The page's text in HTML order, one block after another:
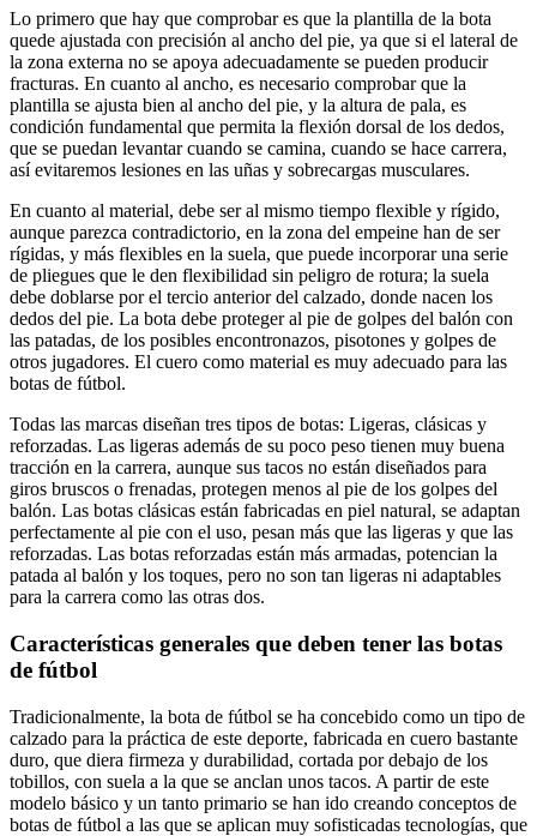
Lo primero que hay que comprobar es que la plantilla de la bota
quede ajustada con precisión al ancho del pie, ya que si el lateral de
la zona externa no se apoya adecuadamente se pueden producir
fracturas. En cuanto al ancho, es necesario comprobar que la
plantilla se ajusta bien al ancho del pie, y la altura de pala, es
condición fundamental que permita la flexión dorsal de los dedos,
que se puedan levantar cuando se camina, cuando se hace carrera,
así evitaremos lesiones en las uñas y sobrecargas musculares.
En cuanto al material, debe ser al mismo tiempo flexible y rígido,
aunque parezca contradictorio, en la zona del empeine han de ser
rígidas, y más flexibles en la suela, que puede incorporar una serie
de pliegues que le den flexibilidad sin peligro de rotura; la suela
debe doblarse por el tercio anterior del calzado, donde nacen los
dedos del pie. La bota debe proteger al pie de golpes del balón con
las patadas, de los posibles encontronazos, pisotones y golpes de
otros jugadores. El cuero como material es muy adecuado para las
botas de fútbol.
Todas las marcas diseñan tres tipos de botas: Ligeras, clásicas y
reforzadas. Las ligeras además de su poco peso tienen muy buena
tracción en la carrera, aunque sus tacos no están diseñados para
giros bruscos o frenadas, protegen menos al pie de los golpes del
balón. Las botas clásicas están fabricadas en piel natural, se adaptan
perfectamente al pie con el uso, pesan más que las ligeras y que las
reforzadas. Las botas reforzadas están más armadas, potencian la
patada al balón y los toques, pero no son tan ligeras ni adaptables
para la carrera como las otras dos.
Características generales que deben tener las botas
de fútbol
Tradicionalmente, la bota de fútbol se ha concebido como un tipo de
calzado para la práctica de este deporte, fabricada en cuero bastante
duro, que diera firmeza y durabilidad, cortada por debajo de los
tobillos, con suela a la que se anclan unos tacos. A partir de este
modelo básico y un tanto primario se han ido creando conceptos de
botas de fútbol a las que se aplican muy sofisticadas tecnologías, que